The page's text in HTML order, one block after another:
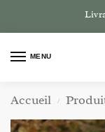
MENU
Accueil /